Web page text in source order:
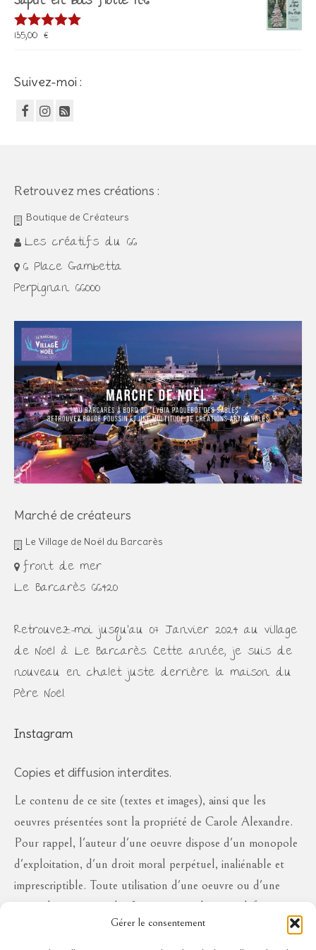
Gérer le consentement
Note 5.00
135,00 €
Suivez-moi :
Retrouvez mes créations :
Boutique de Créateurs
Les créatifs du 66
6 Place Gambetta
Perpignan 66000
Marché de créateurs
Le Village de Noël du Barcarès
front de mer
Le Barcarès 66420
Retrouvez-moi jusqu'au 07 Janvier 2024 au village
de Noël à Le Barcarès. Cette année, je suis de
nouveau en chalet juste derrière la maison du
Père Noël.
Instagram
Copies et diffusion interdites.
Le contenu de ce site (textes et images), ainsi que les
oeuvres présentées sont la propriété de Carole Alexandre.
Pour rappel, l'auteur d'une oeuvre dispose d'un monopole
d'exploitation, d'un droit moral perpétuel, inaliénable et
imprescriptible. Toute utilisation d'une oeuvre ou d'une
partie des oeuvres à des fins commerciales ou à défaut en
diffusion publique, sous quelque forme que ce soit, est